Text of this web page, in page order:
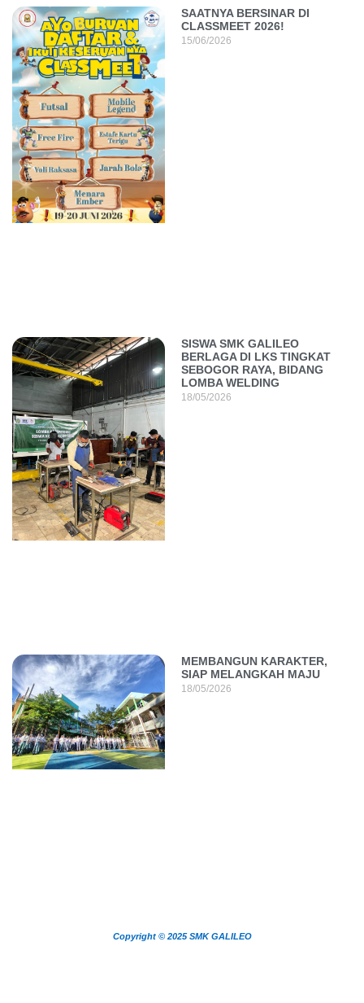
SAATNYA BERSINAR DI
CLASSMEET 2026!
15/06/2026
SISWA SMK GALILEO
BERLAGA DI LKS TINGKAT
SEBOGOR RAYA, BIDANG
LOMBA WELDING
18/05/2026
MEMBANGUN KARAKTER,
SIAP MELANGKAH MAJU
18/05/2026
Copyright © 2025 SMK GALILEO